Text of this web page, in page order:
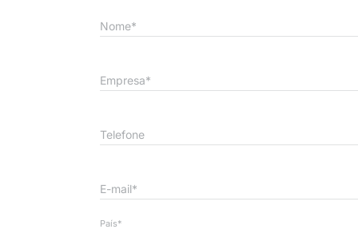
Nome*
Empresa*
Telefone
E-mail*
País*